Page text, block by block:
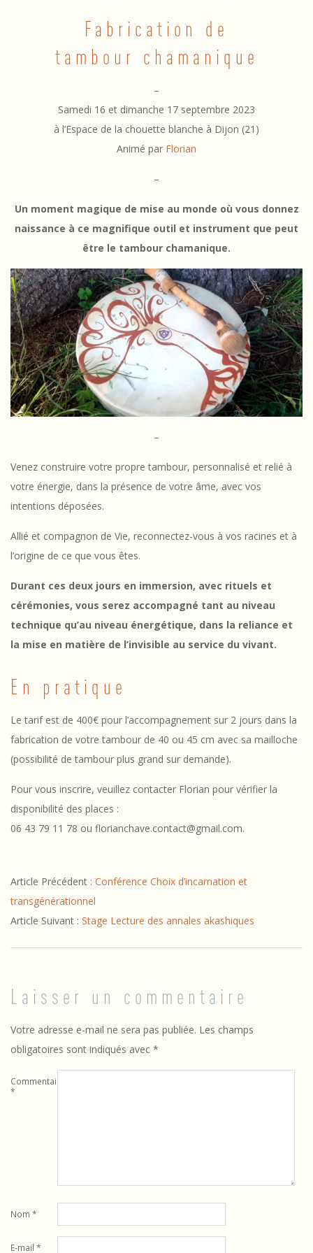
o
n
d
e
t
a
m
b
o
r
c
a
m
a
n
i
q
e
Fabrication de
tambour chamanique
–
Samedi 16 et dimanche 17 septembre 2023
à l’Espace de la chouette blanche à Dijon (21)
Animé par Florian
–
Un moment magique de mise au monde où vous donnez
naissance à ce magnifique outil et instrument que peut
être le tambour chamanique.
–
Venez construire votre propre tambour, personnalisé et relié à
votre énergie, dans la présence de votre âme, avec vos
intentions déposées.
Allié et compagnon de Vie, reconnectez-vous à vos racines et à
l’origine de ce que vous êtes.
Durant ces deux jours en immersion, avec rituels et
cérémonies, vous serez accompagné tant au niveau
technique qu’au niveau énergétique, dans la reliance et
la mise en matière de l’invisible au service du vivant.
En pratique
Le tarif est de 400€ pour l’accompagnement sur 2 jours dans la
fabrication de votre tambour de 40 ou 45 cm avec sa mailloche
(possibilité de tambour plus grand sur demande).
Pour vous inscrire, veuillez contacter Florian pour vérifier la
disponibilité des places :
06 43 79 11 78 ou florianchave.contact@gmail.com.
07-
27
Article Précédent : Conférence Choix d’incarnation et
transgénérationnel
Article Suivant : Stage Lecture des annales akashiques
Laisser un commentaire
Votre adresse e-mail ne sera pas publiée. Les champs
obligatoires sont indiqués avec *
Commentaire
*
Nom *
E-mail *